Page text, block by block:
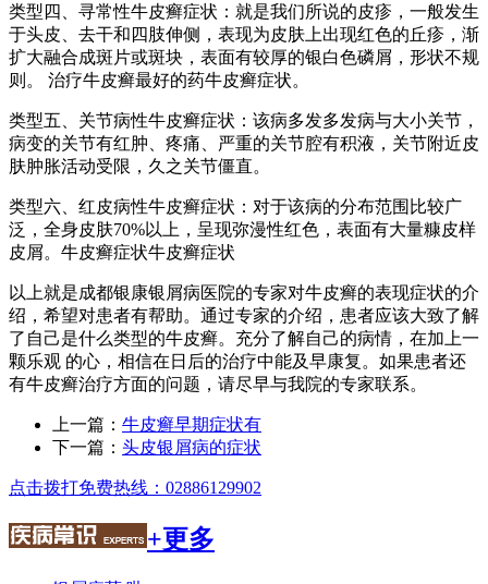
类型四、寻常性牛皮癣症状：就是我们所说的皮疹，一般发生
于头皮、去干和四肢伸侧，表现为皮肤上出现红色的丘疹，渐
扩大融合成斑片或斑块，表面有较厚的银白色磷屑，形状不规
则。 治疗牛皮癣最好的药牛皮癣症状。
类型五、关节病性牛皮癣症状：该病多发多发病与大小关节，
病变的关节有红肿、疼痛、严重的关节腔有积液，关节附近皮
肤肿胀活动受限，久之关节僵直。
类型六、红皮病性牛皮癣症状：对于该病的分布范围比较广
泛，全身皮肤70%以上，呈现弥漫性红色，表面有大量糠皮样
皮屑。牛皮癣症状牛皮癣症状
以上就是成都银康银屑病医院的专家对牛皮癣的表现症状的介
绍，希望对患者有帮助。通过专家的介绍，患者应该大致了解
了自己是什么类型的牛皮癣。充分了解自己的病情，在加上一
颗乐观 的心，相信在日后的治疗中能及早康复。如果患者还
有牛皮癣治疗方面的问题，请尽早与我院的专家联系。
上一篇： 牛皮癣早期症状有
下一篇： 头皮银屑病的症状
点击拨打免费热线：02886129902
+更多